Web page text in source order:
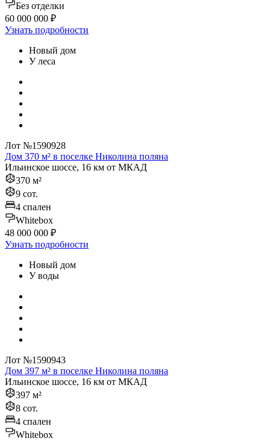
Без отделки
60 000 000 ₽
Узнать подробности
Новый дом
У леса
Лот №1590928
Дом 370 м² в поселке Николина поляна
Ильинское шоссе, 16 км от МКАД
370 м²
9 сот.
4 спален
Whitebox
48 000 000 ₽
Узнать подробности
Новый дом
У воды
Лот №1590943
Дом 397 м² в поселке Николина поляна
Ильинское шоссе, 16 км от МКАД
397 м²
8 сот.
4 спален
Whitebox